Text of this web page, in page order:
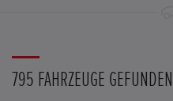
795 FAHRZEUGE GEFUNDEN